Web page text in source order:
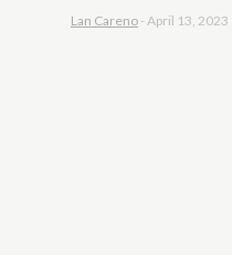
Lan Careno - April 13, 2023